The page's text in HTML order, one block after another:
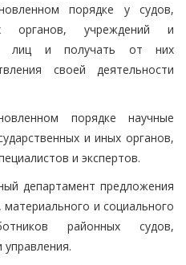
порядке у судов,
органов, учреждений и
лиц и получать от них
своей деятельности
порядке научные
и иных органов,
и экспертов.
департамент предложения
и социального
районных судов,